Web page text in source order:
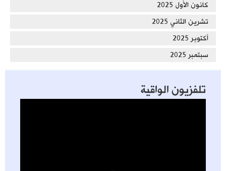
كانون الأول 2025
تشرين الثاني 2025
أكتوبر 2025
سبتمبر 2025
تلفزيون الواقية